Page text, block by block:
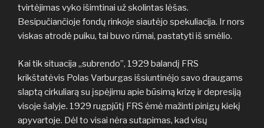
tvirtėjimas vyko išimtinai už skolintas lėšas.
Besipučiančioje fondų rinkoje siautėjo spekuliacija. Ir nors
viskas atrodė puiku, tai buvo rūmai, pastatyti iš smėlio.
Kai tik situacija „subrendo”, 1929 balandį FRS
krikštatėvis Polas Varburgas išsiuntinėjo savo draugams
slaptą cirkuliarą su įspėjimu apie būsimą krizę ir depresiją
visoje šalyje. 1929 rugpjūtį FRS ėmė mažinti pinigų kiekį
apyvartoje. Dėl to visai nėra sutapimas, kad visų